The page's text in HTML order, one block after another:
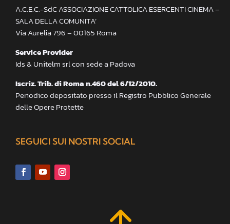
A.C.E.C.-SdC ASSOCIAZIONE CATTOLICA ESERCENTI CINEMA –
SALA DELLA COMUNITA’
Via Aurelia 796 – 00165 Roma
Service Provider
Ids & Unitelm srl con sede a Padova
Iscriz. Trib. di Roma n.460 del 6/12/2010.
Periodico depositato presso il Registro Pubblico Generale
delle Opere Protette
SEGUICI SUI NOSTRI SOCIAL